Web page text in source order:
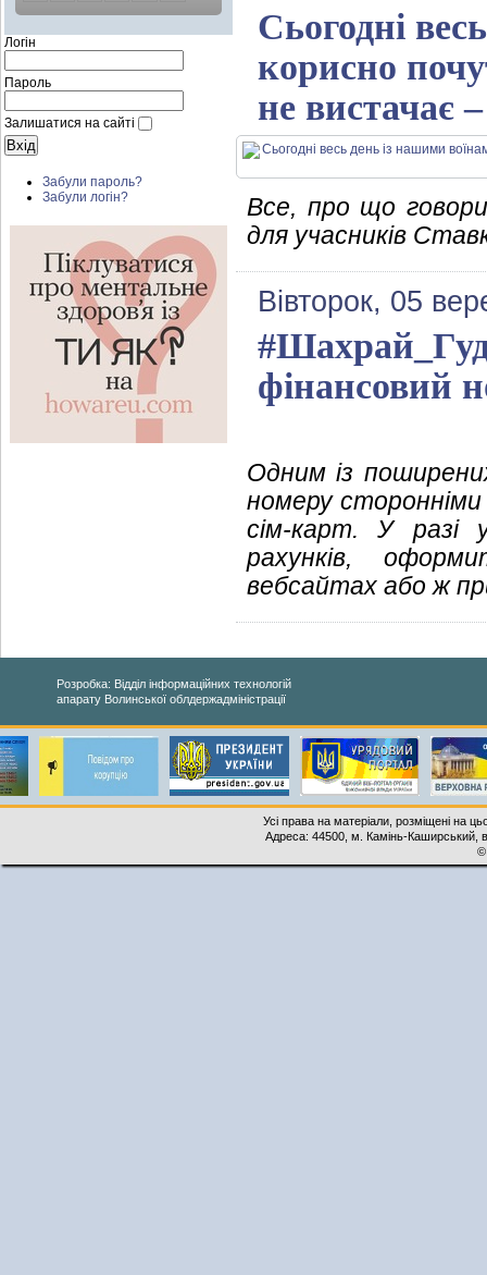
Логін
Пароль
Залишатися на сайті
Забули пароль?
Забули логін?
Сьогодні
корисно
не вистачає
Все, про що
для учасників
Вівторок, 05
фінансовий
Одним із
номеру сторонніми
сім-карт. У разі
рахунків,
вебсайтах або ж
Розробка: Відділ інформаційних технологій
апарату Волинської облдержадміністрації
Усі права на матеріали, розміщені на
Адреса: 44500, м. Камінь-Каширський,
©